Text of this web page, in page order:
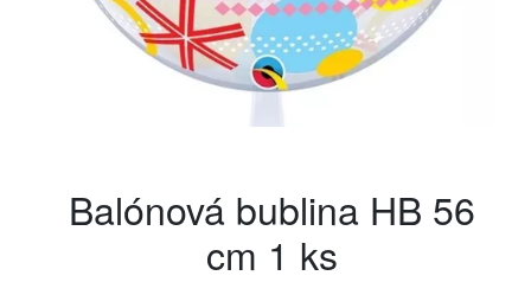
Balónová bublina HB 56
cm 1 ks